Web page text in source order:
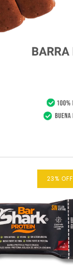
23% OFF